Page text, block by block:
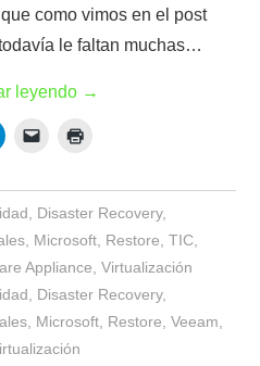
como vimos en el post
le faltan muchas…
leyendo →
Disaster Recovery,
Microsoft Restore ,TIC
Appliance ,Virtualización
Disaster Recovery,
Microsoft Restore ,Veeam